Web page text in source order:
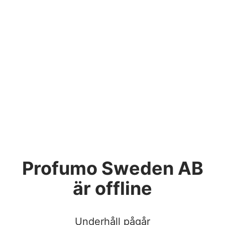
Profumo Sweden AB
är offline
Underhåll pågår